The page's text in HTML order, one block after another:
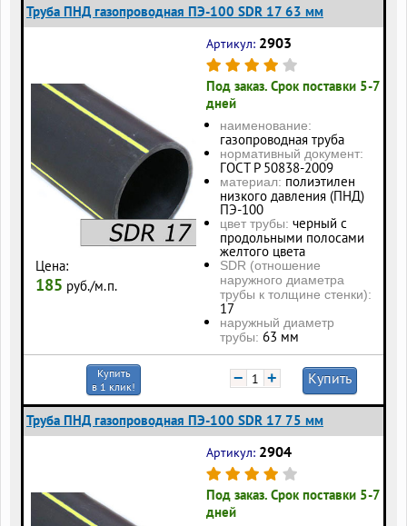
Труба ПНД газопроводная ПЭ-100 SDR 17 63 мм
Цена:
185 руб./м.п.
Артикул: 2903
Под заказ. Срок поставки 5-7
дней
наименование:
газопроводная труба
нормативный документ:
ГОСТ Р 50838-2009
материал: полиэтилен
низкого давления (ПНД)
ПЭ-100
цвет трубы: черный с
продольными полосами
желтого цвета
SDR (отношение
наружного диаметра
трубы к толщине стенки):
17
наружный диаметр
трубы: 63 мм
Купить
в 1 клик!
− + Купить
Труба ПНД газопроводная ПЭ-100 SDR 17 75 мм
Артикул: 2904
Под заказ. Срок поставки 5-7
дней